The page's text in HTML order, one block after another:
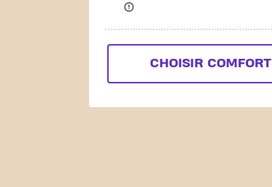
CHOISIR COMFORT